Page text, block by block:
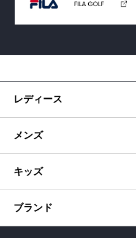
レディース
メンズ
キッズ
ブランド